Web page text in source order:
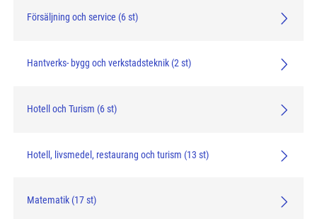
Försäljning och service (6 st)
Hantverks- bygg och verkstadsteknik (2 st)
Hotell och Turism (6 st)
Hotell, livsmedel, restaurang och turism (13 st)
Matematik (17 st)